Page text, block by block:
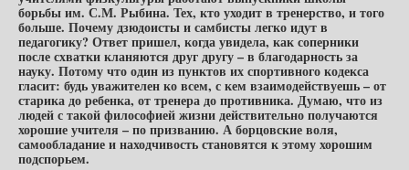
борьбы им. С.М. Рыбина. Тех, кто уходит в тренерство, и того
больше. Почему дзюдоисты и самбисты легко идут в
педагогику? Ответ пришел, когда увидела, как соперники
после схватки кланяются друг другу – в благодарность за
науку. Потому что один из пунктов их спортивного кодекса
гласит: будь уважителен ко всем, с кем взаимодействуешь – от
старика до ребенка, от тренера до противника. Думаю, что из
людей с такой философией жизни действительно получаются
хорошие учителя – по призванию. А борцовские воля,
самообладание и находчивость становятся к этому хорошим
подспорьем.